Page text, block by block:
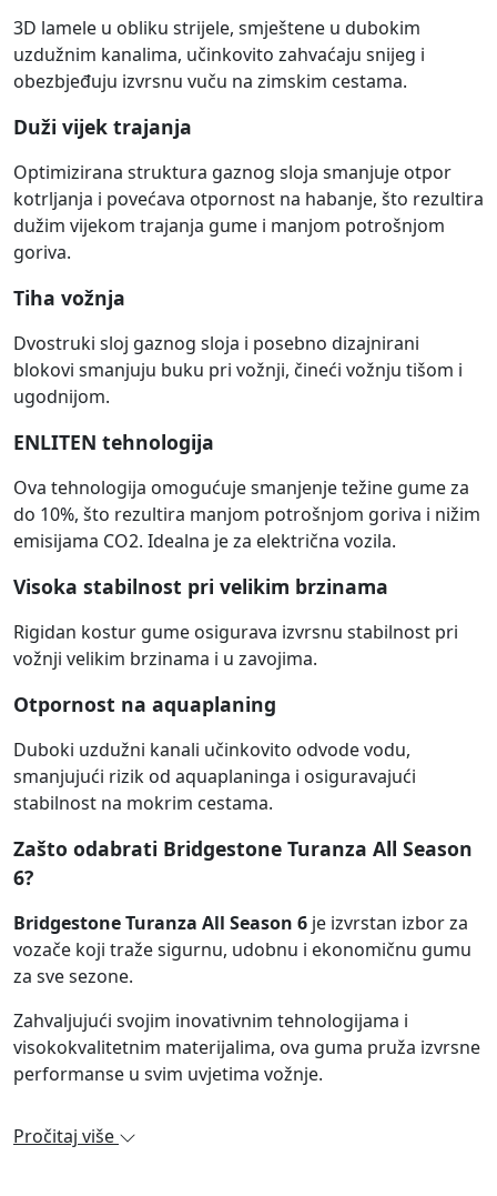
3D lamele u obliku strijele, smještene u dubokim
uzdužnim kanalima, učinkovito zahvaćaju snijeg i
obezbjeđuju izvrsnu vuču na zimskim cestama.
Duži vijek trajanja
Optimizirana struktura gaznog sloja smanjuje otpor
kotrljanja i povećava otpornost na habanje, što rezultira
dužim vijekom trajanja gume i manjom potrošnjom
goriva.
Tiha vožnja
Dvostruki sloj gaznog sloja i posebno dizajnirani
blokovi smanjuju buku pri vožnji, čineći vožnju tišom i
ugodnijom.
ENLITEN tehnologija
Ova tehnologija omogućuje smanjenje težine gume za
do 10%, što rezultira manjom potrošnjom goriva i nižim
emisijama CO2. Idealna je za električna vozila.
Visoka stabilnost pri velikim brzinama
Rigidan kostur gume osigurava izvrsnu stabilnost pri
vožnji velikim brzinama i u zavojima.
Otpornost na aquaplaning
Duboki uzdužni kanali učinkovito odvode vodu,
smanjujući rizik od aquaplaninga i osiguravajući
stabilnost na mokrim cestama.
Zašto odabrati Bridgestone Turanza All Season
6?
Bridgestone Turanza All Season 6 je izvrstan izbor za
vozače koji traže sigurnu, udobnu i ekonomičnu gumu
za sve sezone.
Zahvaljujući svojim inovativnim tehnologijama i
visokokvalitetnim materijalima, ova guma pruža izvrsne
performanse u svim uvjetima vožnje.
Pročitaj više